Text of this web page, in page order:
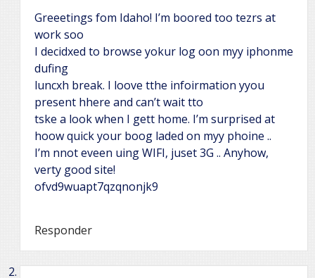
Greeetings fom Idaho! I’m boored too tezrs at
work soo
I decidxed to browse yokur log oon myy iphonme
dufing
luncxh break. I loove tthe infoirmation yyou
present hhere and can’t wait tto
tske a look when I gett home. I’m surprised at
hoow quick your boog laded on myy phoine ..
I’m nnot eveen uing WIFI, juset 3G .. Anyhow,
verty good site!
ofvd9wuapt7qzqnonjk9
Responder